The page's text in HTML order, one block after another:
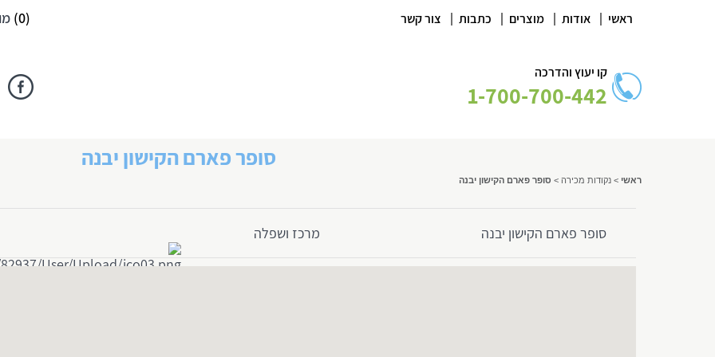
ראשי | אודות | מוצרים | כתבות | צור קשר (
0
)
קו יעוץ והדרכה
1-700-700-442
סופר פארם הקישון יבנה
ראשי > נקודות מכירה > סופר פארם הקישון יבנה
סופר פארם הקישון יבנה מרכז ושפלה